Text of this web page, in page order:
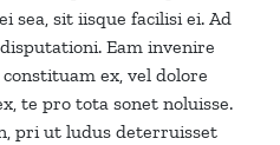
sea, sit iisque facilisi ei. Ad
Eam invenire
ex, vel dolore
te pro tota sonet noluisse.
pri ut ludus deterruisset